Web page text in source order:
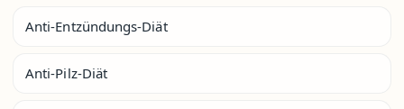
Anti-Entzündungs-Diät
Anti-Pilz-Diät